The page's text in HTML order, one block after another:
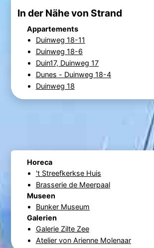
In der Nähe von Strand
Appartements
Duinweg 18-11
Duinweg 18-6
Duin17, Duinweg 17
Dunes - Duinweg 18-4
Duinweg 18
Horeca
't Streefkerkse Huis
Brasserie de Meerpaal
Museen
Bunker Museum
Galerien
Galerie Zilte Zee
Atelier von Arienne Molenaar